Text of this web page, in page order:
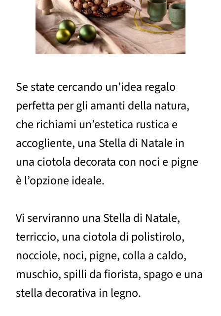
Se state cercando un’idea regalo
perfetta per gli amanti della natura,
che richiami un’estetica rustica e
accogliente, una Stella di Natale in
una ciotola decorata con noci e pigne
è l’opzione ideale.
Vi serviranno una Stella di Natale,
terriccio, una ciotola di polistirolo,
nocciole, noci, pigne, colla a caldo,
muschio, spilli da fiorista, spago e una
stella decorativa in legno.